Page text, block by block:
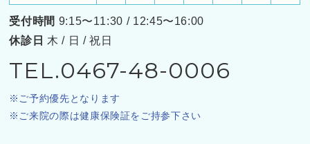
受付時間 9:15〜11:30 / 12:45〜16:00
休診日 木 / 日 / 祝日
TEL.0467-48-0006
ご予約優先となります
ご来院の際は健康保険証をご持参下さい